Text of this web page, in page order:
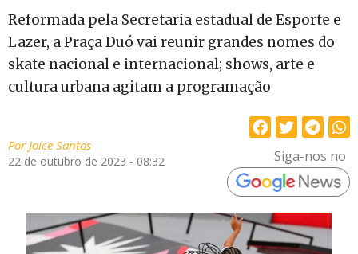
Reformada pela Secretaria estadual de Esporte e
Lazer, a Praça Duó vai reunir grandes nomes do
skate nacional e internacional; shows, arte e
cultura urbana agitam a programação
PorJoice Santos
22 de outubro de 2023 - 08:32 Siga-nos no